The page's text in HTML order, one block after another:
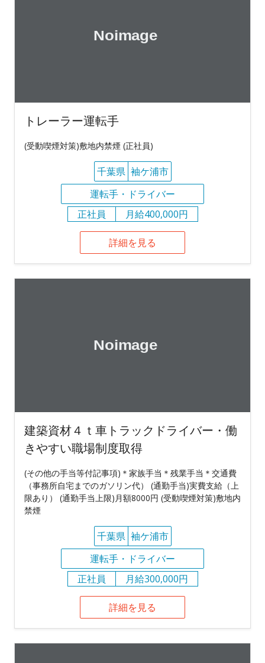
トレーラー運転手
(受動喫煙対策)敷地内禁煙 (正社員)
千葉県 袖ケ浦市
運転手・ドライバー
正社員
月給400,000円
詳細を見る
建築資材４ｔ車トラックドライバー・働
きやすい職場制度取得
(その他の手当等付記事項)＊家族手当＊残業手当＊交通費
（事務所自宅までのガソリン代） (通勤手当)実費支給（上
限あり） (通勤手当上限)月額8000円 (受動喫煙対策)敷地内
禁煙
千葉県 袖ケ浦市
運転手・ドライバー
正社員
月給300,000円
詳細を見る